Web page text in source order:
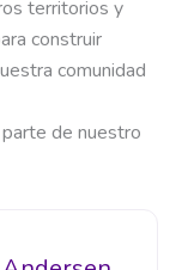
territorios y
construir
comunidad
de nuestro